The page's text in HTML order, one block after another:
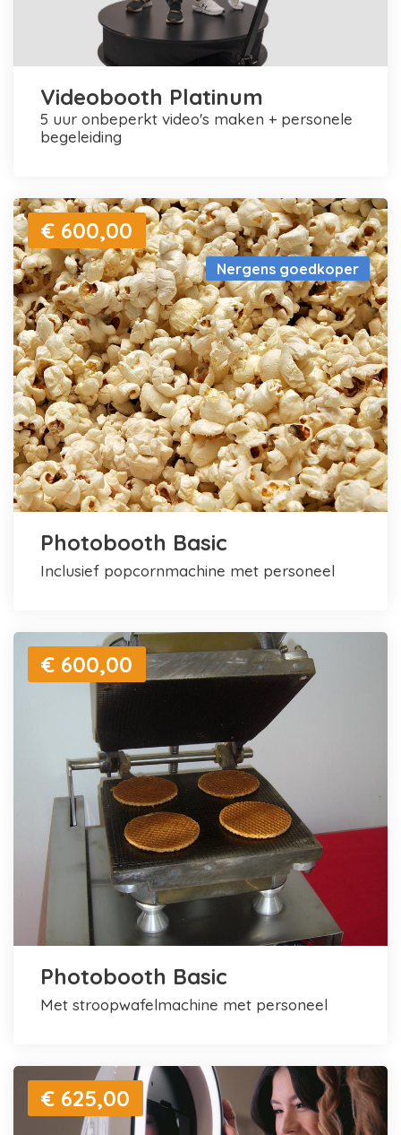
Videobooth Platinum
5 uur onbeperkt video's maken + personele
begeleiding
Nergens goedkoper
€ 600,00
Photobooth Basic
inclusief popcornmachine met personeel
€ 600,00
Photobooth Basic
met stroopwafelmachine met personeel
€ 625,00